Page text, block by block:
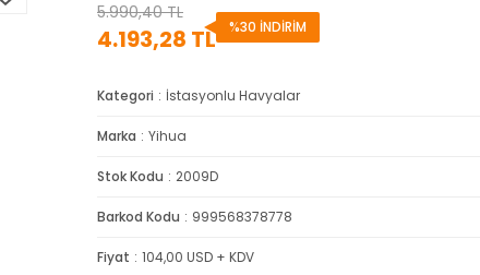
5.990,40 TL
4.193,28 TL %30 İNDİRİM
Kategori İstasyonlu Havyalar
Marka Yihua
Stok Kodu 2009D
Barkod Kodu 999568378778
Fiyat 104,00 USD + KDV